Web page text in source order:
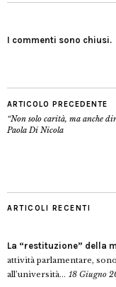
I commenti sono chiusi.
ARTICOLO PRECEDENTE
“Non solo carità, ma anche
Paola Di Nicola
ARTICOLI RECENTI
La “restituzione” della
attività parlamentare,
all’università... 18 Giugno